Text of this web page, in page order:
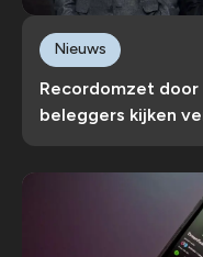
Recordomzet
beleggers kijken
Nieuws